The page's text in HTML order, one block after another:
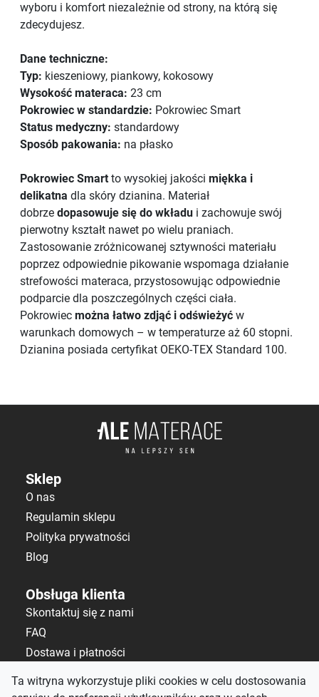
wyboru i komfort niezależnie od strony, na którą się
zdecydujesz.
Dane techniczne:
Typ: kieszeniowy, piankowy, kokosowy
Wysokość materaca: 23 cm
Pokrowiec w standardzie: Pokrowiec Smart
Status medyczny: standardowy
Sposób pakowania: na płasko
Pokrowiec Smart to wysokiej jakości miękka i
delikatna dla skóry dzianina. Materiał
dobrze dopasowuje się do wkładu i zachowuje swój
pierwotny kształt nawet po wielu praniach.
Zastosowanie zróżnicowanej sztywności materiału
poprzez odpowiednie pikowanie wspomaga działanie
strefowości materaca, przystosowując odpowiednie
podparcie dla poszczególnych części ciała.
Pokrowiec można łatwo zdjąć i odświeżyć w
warunkach domowych – w temperaturze aż 60 stopni.
Dzianina posiada certyfikat OEKO-TEX Standard 100.
Ta witryna wykorzystuje pliki cookies w celu dostosowania
Sklep
O nas
Regulamin sklepu
Polityka prywatności
Blog
Obsługa klienta
Skontaktuj się z nami
FAQ
Dostawa i płatności